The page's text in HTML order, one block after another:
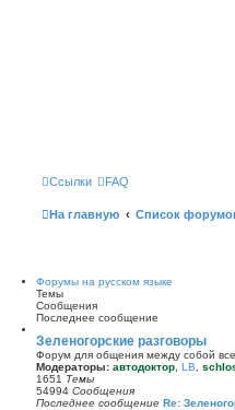
Ссылки FAQ
На главную Список
Форумы на русском языке
Темы
Сообщения
Последнее сообщение
Зеленогорские разговоры
Форум для общения между собой
Модераторы: автодоктор LB
1651 Темы
54994 Сообщения
Последнее сообщение Re: